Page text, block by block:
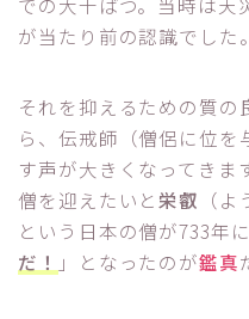
が当たり前の認識でした。
それを抑えるための質
ら、伝戒師（僧侶に位
す声が大きくなってきま
僧を迎えたいと 栄叡 （
という日本の僧が733年
だ！ 」となったのが鑑真